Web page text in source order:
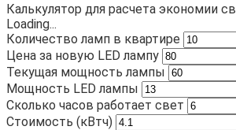
Калькулятор для расчета экономии
Loading...
Количество ламп в квартире
Цена за новую LED лампу
Текущая мощность лампы
Мощность LED лампы
Сколько часов работает свет
Стоимость (кВтч)